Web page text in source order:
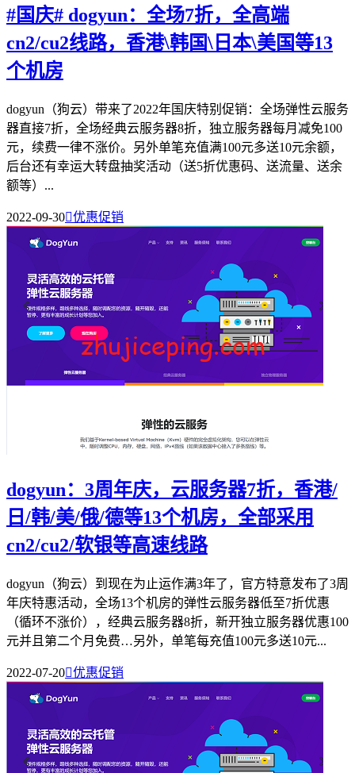
#国庆# dogyun：全场7折，全高端
cn2/cu2线路，香港\韩国\日本\美国等13
个机房
dogyun（狗云）带来了2022年国庆特别促销：全场弹性云服务
器直接7折，全场经典云服务器8折，独立服务器每月减免100
元，续费一律不涨价。另外单笔充值满100元多送10元余额，
后台还有幸运大转盘抽奖活动（送5折优惠码、送流量、送余
额等）...
2022-09-30优惠促销
dogyun：3周年庆，云服务器7折，香港/
日/韩/美/俄/德等13个机房，全部采用
cn2/cu2/软银等高速线路
dogyun（狗云）到现在为止运作满3年了，官方特意发布了3周
年庆特惠活动，全场13个机房的弹性云服务器低至7折优惠
（循环不涨价），经典云服务器8折，新开独立服务器优惠100
元并且第二个月免费…另外，单笔每充值100元多送10元...
2022-07-20优惠促销